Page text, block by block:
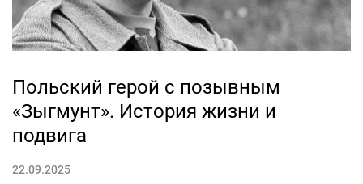
Польский герой с позывным
«Зыгмунт». История жизни и
подвига
22.09.2025